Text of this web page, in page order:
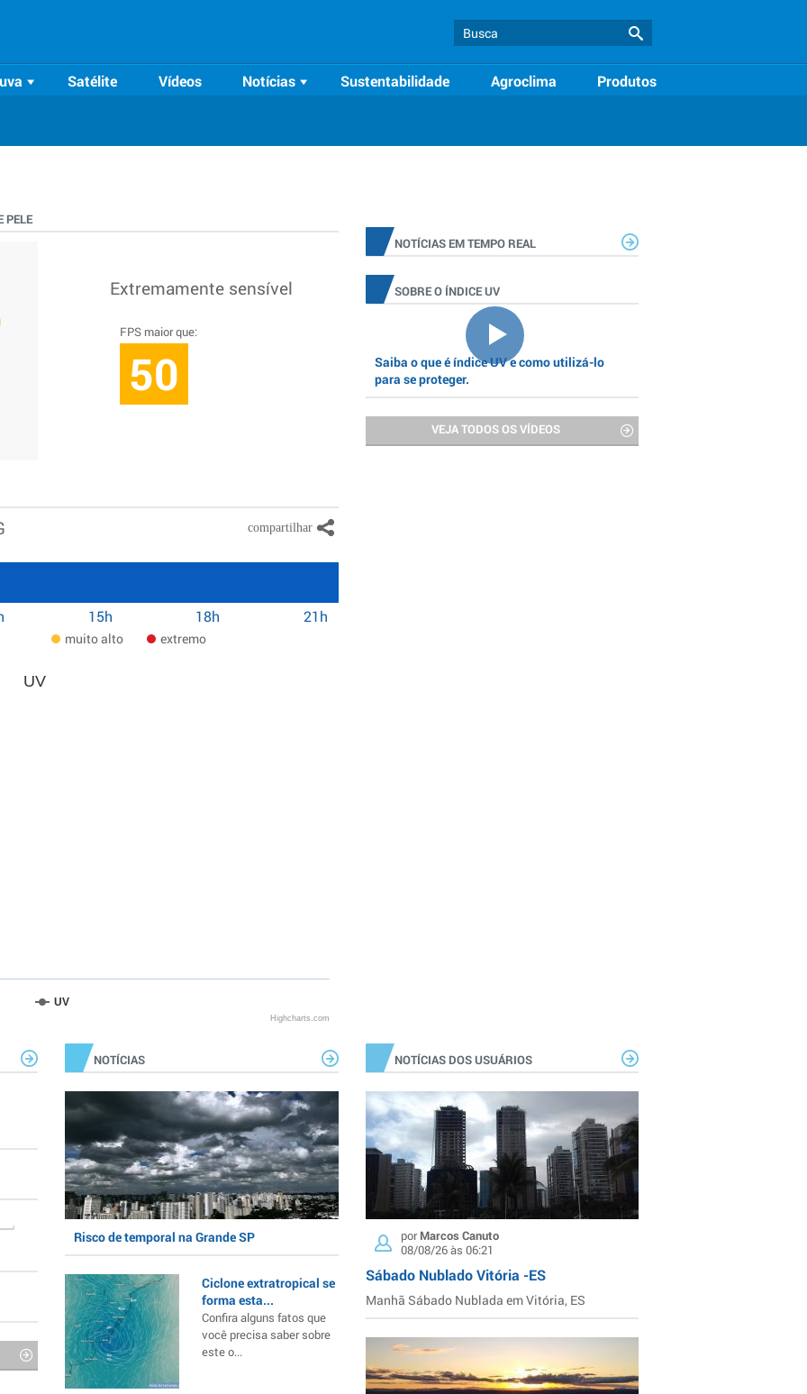
Satélite Vídeos Notícias Sustentabilidade Agroclima Produtos
PELE
Extremamente sensível
FPS maior que:
50
15h 18h 21h
muito alto extremo
UV
UV
Highcharts.com
NOTÍCIAS EM TEMPO REAL
SOBRE O ÍNDICE UV
Saiba o que é índice UV e como utilizá-lo
para se proteger.
VEJA TODOS OS VÍDEOS
NOTÍCIAS
Risco de temporal na Grande SP
Ciclone extratropical se
forma esta...
Confira alguns fatos que
você precisa saber sobre
este o...
NOTÍCIAS DOS USUÁRIOS
porMarcos Canuto
08/08/26 às 06:21
Sábado Nublado Vitória -ES
Manhã Sábado Nublada em Vitória, ES